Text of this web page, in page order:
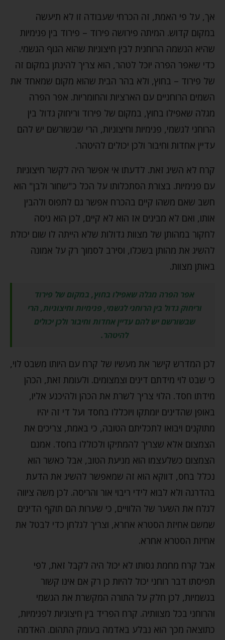
אך, על פי האמת, זה הכרחי שעבודה זו לא תיעשה
במקום קדוש. המיתה פירושה פירוד – פירוד בין פנימיות
שהיא הנשמה הרוחנית לבין חיצוניות שהוא הגוף הגשמי.
כדי שאפר הפרה יוכל לטהר, הוא צריך להינתן במקום זה
של פירוד – בחוץ, ולא בהר הבית שהוא מקום שמאחד את
השמים הרוחניים עם הארציות והחומריות. אפר הפרה
מגלה שאפילו בחוץ, במקום של פירוד וריחוק גדול בין
הרוחני לגשמי, פנימיות וחיצוניות, הרי שבשורשם יש להם
עדיין אחדות וחיבור ולכן יכולים להיטהר.
קרח לא השיג זאת. לדעתו אי אפשר היה לקשר חיצוניות
עם פנימיות. בצורת הסתכלותו על הכל כ"שחור ולבן" הוא
חשב שאם משהו קיים בהכרח אפשר גם לתפוס ולהבין
אותו, ואם לא מבינים אז הוא לא קיים, לכן הוא ניסה
לחקור במהותן של מצוות גדולות שלא הייתה לו שום יכולת
להשיג את מהותן בשכלו, וסירב לסמוך רק על אמונה
באותן מצוות.
אפר הפרה מגלה שאפילו בחוץ, במקום של פירוד
וריחוק גדול בין הרוחני לגשמי, פנימיות וחיצוניות, הרי
שבשורשם יש להם עדיין אחדות וחיבור ולכן יכולים
להיטהר.
לכן המדרש קישר את מעשיו של קרח עם היותו משבט לוי,
כי שבט לוי מידתם דינים וצמצומים. ולעומת זאת, הכהן
מידתו חסד. הלוי צריך לשרת את הכהן ולהיכנע אליו,
באופן שהדינים יומתקו ויוכללו בחסד ועל די זה יהיו
מתוקנים ויבואו לתכליתם הטובה, כי באמת, צריכים את
הצמצום אלא שצריך להמתיקו ולכוללו בחסד. אמנם
הצמצום כשלעצמו הוא מניעת הטוב, אבל כאשר הוא
נכלל בחס, דווקא הוא זה שמאפשר להשיג את הדעת
בהדרגה ולא לבוא לידי ריבוי אור והריסה. לכן משה ציווה
לגלח את השער של הלוויים, כי שערות הם תוקף הדינים
שמשם אחיזת הסטרא אחרא, וצריך לגלחן כדי לבטל את
אחיזת הסטרא אחרא.
אבל קרח מחמת גסותו לא יכול היה לקבל זאת, לפי
תפיסתו דבר רוחני יכול להיות כן רק אם אינו קשור
בגשמיות, לכן חלק על התורה המקשרת את הגשמי
והרוחני בכל מצוותיה. קרח הפריד בין חיצוניות לפנימיות,
כתוצאה מכך הוא נבלע באדמה בעומק התהום. האדמה